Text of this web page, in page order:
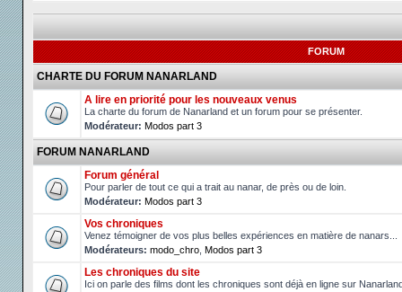
FORUM
CHARTE DU FORUM NANARLAND
A lire en priorité pour les nouveaux venus
La charte du forum de Nanarland et un forum pour se présenter.
Modérateur: Modos part 3
FORUM NANARLAND
Forum général
Pour parler de tout ce qui a trait au nanar, de près ou de loin.
Modérateur: Modos part 3
Vos chroniques
Venez témoigner de vos plus belles expériences en matière de nanars...
Modérateurs: modo_chro Modos part 3
Les chroniques du site
Ici on parle des films dont les chroniques sont déjà en ligne sur